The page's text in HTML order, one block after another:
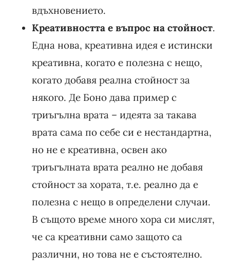
вдъхновението.
Креативността е въпрос на стойност.
Една нова, креативна идея е истински
креативна, когато е полезна с нещо,
когато добавя реална стойност за
някого. Де Боно дава пример с
триъгълна врата – идеята за такава
врата сама по себе си е нестандартна,
но не е креативна, освен ако
триъгълната врата реално не добавя
стойност за хората, т.е. реално да е
полезна с нещо в определени случаи.
В същото време много хора си мислят,
че са креативни само защото са
различни, но това не е състоятелно.